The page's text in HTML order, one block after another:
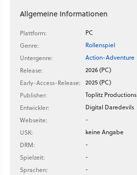
Allgemeine Informationen
Plattform:
PC
Genre:
Rollenspiel
Untergenre:
Action-Adventure
Release:
2026 (PC)
Early-Access-Release:
2025 (PC)
Publisher:
Toplitz Productions
Entwickler:
Digital Daredevils
Webseite:
-
USK:
keine Angabe
DRM:
-
Spielzeit:
-
Sprachen:
-